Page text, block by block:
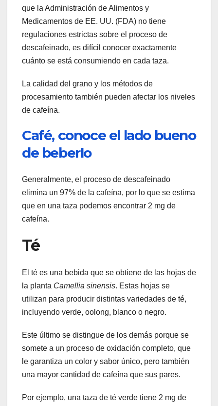
que la Administración de Alimentos y
Medicamentos de EE. UU. (FDA) no tiene
regulaciones estrictas sobre el proceso de
descafeinado, es difícil conocer exactamente
cuánto se está consumiendo en cada taza.
La calidad del grano y los métodos de
procesamiento también pueden afectar los niveles
de cafeína.
Café, conoce el lado bueno
de beberlo
Generalmente, el proceso de descafeinado
elimina un 97% de la cafeína, por lo que se estima
que en una taza podemos encontrar 2 mg de
cafeína.
Té
El té es una bebida que se obtiene de las hojas de
la planta Camellia sinensis. Estas hojas se
utilizan para producir distintas variedades de té,
incluyendo verde, oolong, blanco o negro.
Este último se distingue de los demás porque se
somete a un proceso de oxidación completo, que
le garantiza un color y sabor único, pero también
una mayor cantidad de cafeína que sus pares.
Por ejemplo, una taza de té verde tiene 2 mg de